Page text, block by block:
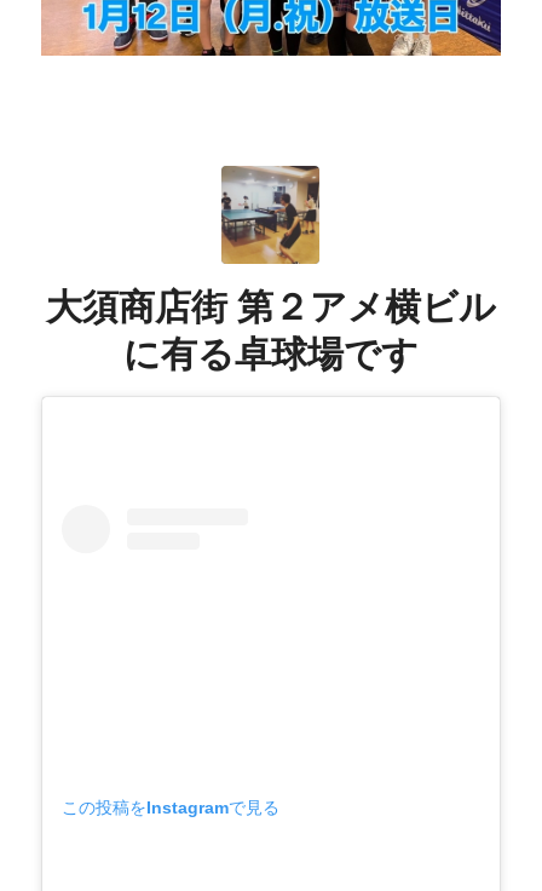
大須商店街 第２アメ横ビル
に有る卓球場です
この投稿をInstagramで見る